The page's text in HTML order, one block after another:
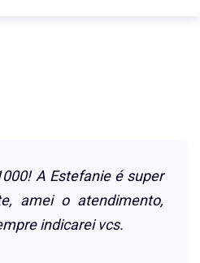
A Estefanie é super
amei o atendimento,
indicarei vcs.